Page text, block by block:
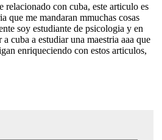
relacionado con cuba, este articulo es
que me mandaran mmuchas cosas
soy estudiante de psicologia y en
cuba a estudiar una maestria aaa que
enriqueciendo con estos articulos,